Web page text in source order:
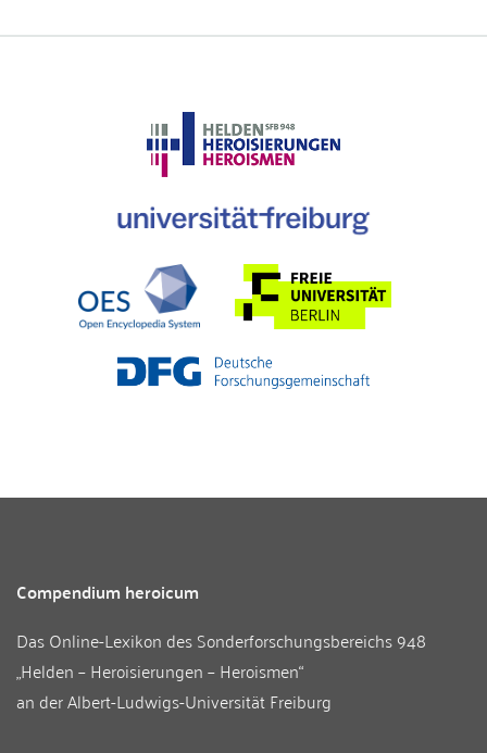
Compendium heroicum
Das Online-Lexikon desSonderforschungsbereichs 948
„Helden – Heroisierungen – Heroismen“
an derAlbert-Ludwigs-Universität Freiburg